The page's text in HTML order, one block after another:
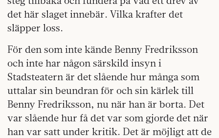
det här slaget innebär. Vilka krafter det
släpper loss.
För den som inte kände Benny Fredriksson
och inte har någon särskild insyn i
Stadsteatern är det slående hur många som
uttalar sin beundran för och sin kärlek till
Benny Fredriksson, nu när han är borta. Det
var slående hur få det var som gjorde det när
han var satt under kritik. Det är möjligt att de